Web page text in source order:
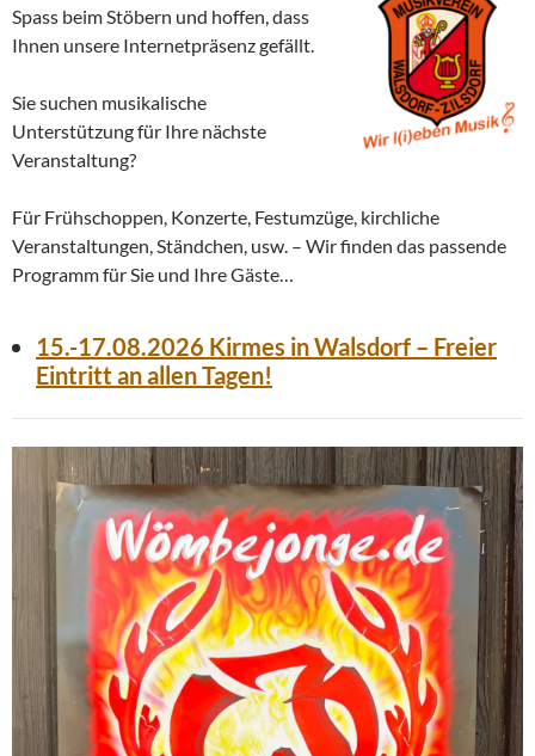
Spass beim Stöbern und hoffen, dass
Ihnen unsere Internetpräsenz gefällt.
Sie suchen musikalische
Unterstützung für Ihre nächste
Veranstaltung?
Für Frühschoppen, Konzerte, Festumzüge, kirchliche
Veranstaltungen, Ständchen, usw. – Wir finden das passende
Programm für Sie und Ihre Gäste…
15.-17.08.2026 Kirmes in Walsdorf – Freier
Eintritt an allen Tagen!